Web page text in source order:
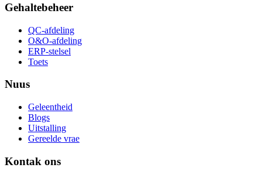
Gehaltebeheer
QC-afdeling
O&O-afdeling
ERP-stelsel
Toets
Nuus
Geleentheid
Blogs
Uitstalling
Gereelde vrae
Kontak ons